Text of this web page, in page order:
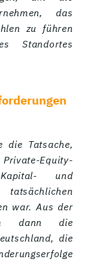
das
zu führen
Standortes
die Tatsache,
Equity-
und
war. Aus der
dann die
die